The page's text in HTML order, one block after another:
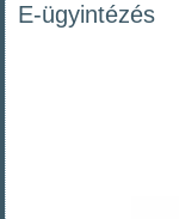
E-ügyintézés